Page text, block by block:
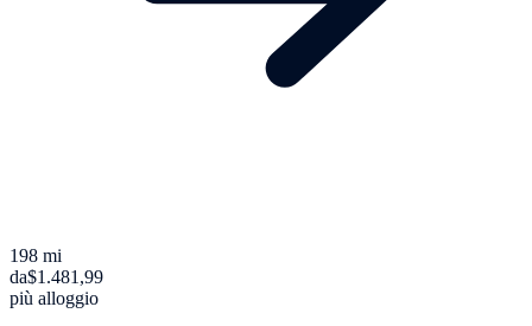
198 mi
da$1.481,99
più alloggio